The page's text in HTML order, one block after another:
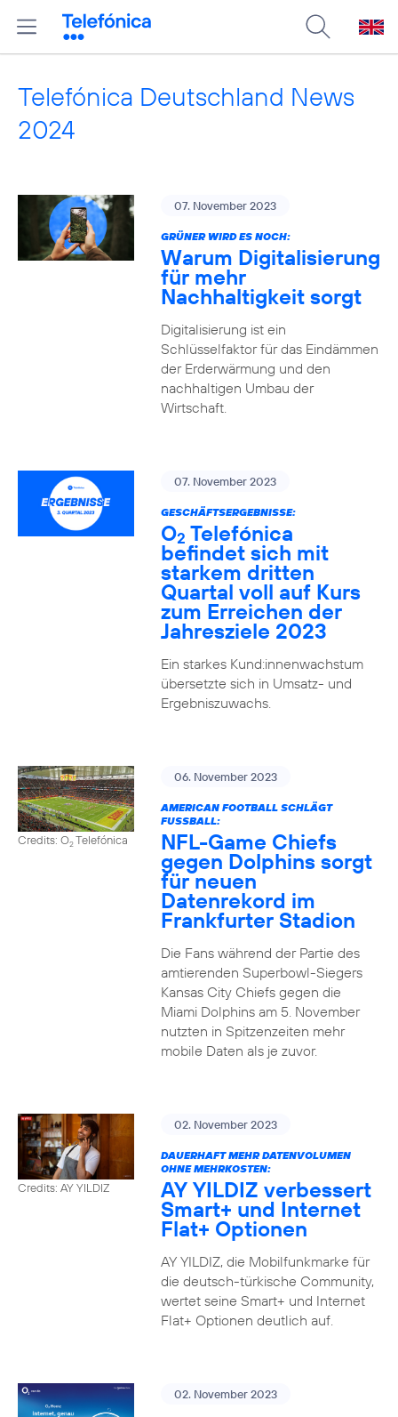
Telefónica Deutschland News
2024
07. November 2023
GRÜNER WIRD ES NOCH:
Warum Digitalisierung
für mehr
Nachhaltigkeit sorgt
Digitalisierung ist ein
Schlüsselfaktor für das Eindämmen
der Erderwärmung und den
nachhaltigen Umbau der
Wirtschaft.
07. November 2023
GESCHÄFTSERGEBNISSE:
O2 Telefónica
befindet sich mit
starkem dritten
Quartal voll auf Kurs
zum Erreichen der
Jahresziele 2023
Ein starkes Kund:innenwachstum
übersetzte sich in Umsatz- und
Ergebniszuwachs.
Credits: O2Telefónica
06. November 2023
AMERICAN FOOTBALL SCHLÄGT
FUSSBALL:
NFL-Game Chiefs
gegen Dolphins sorgt
für neuen
Datenrekord im
Frankfurter Stadion
Die Fans während der Partie des
amtierenden Superbowl-Siegers
Kansas City Chiefs gegen die
Miami Dolphins am 5. November
nutzten in Spitzenzeiten mehr
mobile Daten als je zuvor.
Credits: AY YILDIZ
02. November 2023
DAUERHAFT MEHR DATENVOLUMEN
OHNE MEHRKOSTEN:
AY YILDIZ verbessert
Smart+ und Internet
Flat+ Optionen
AY YILDIZ, die Mobilfunkmarke für
die deutsch-türkische Community,
wertet seine Smart+ und Internet
Flat+ Optionen deutlich auf.
02. November 2023